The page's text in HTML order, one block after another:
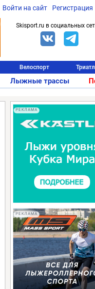
Войти на сайт Регистрация
Skisport.ru в социальных
Велоспорт
Лыжные трассы
РЕКЛАМА
РЕКЛАМА